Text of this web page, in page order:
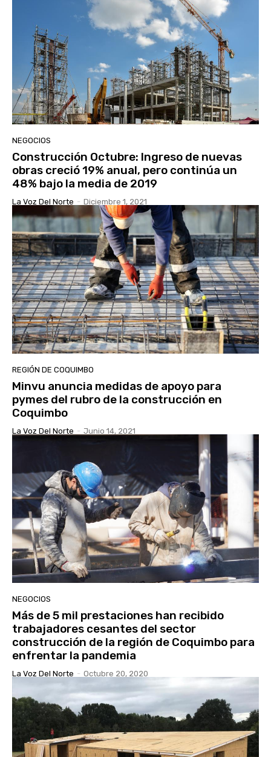
NEGOCIOS
Construcción Octubre: Ingreso de nuevas
obras creció 19% anual, pero continúa un
48% bajo la media de 2019
La Voz Del Norte - Diciembre 1, 2021
REGIÓN DE COQUIMBO
Minvu anuncia medidas de apoyo para
pymes del rubro de la construcción en
Coquimbo
La Voz Del Norte - Junio 14, 2021
NEGOCIOS
Más de 5 mil prestaciones han recibido
trabajadores cesantes del sector
construcción de la región de Coquimbo para
enfrentar la pandemia
La Voz Del Norte - Octubre 20, 2020